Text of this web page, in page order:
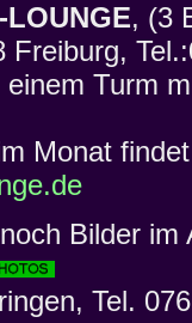
, (3
Freiburg,
Turm
Monat
Bilder im
Tel.